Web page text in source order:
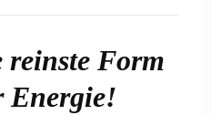
Form
Energie!